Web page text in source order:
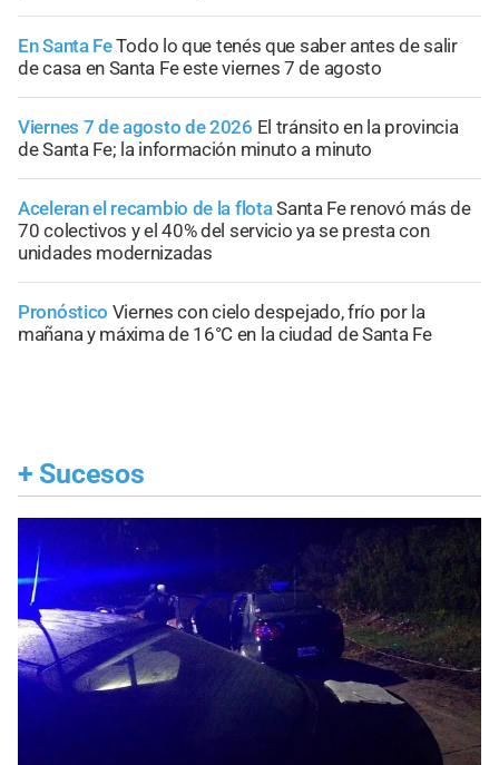
En Santa FeTodo lo que tenés que saber antes de salir
de casa en Santa Fe este viernes 7 de agosto
Viernes 7 de agosto de 2026 El tránsito en la provincia
de Santa Fe; la información minuto a minuto
Aceleran el recambio de la flotaSanta Fe renovó más de
70 colectivos y el 40% del servicio ya se presta con
unidades modernizadas
Pronóstico Viernes con cielo despejado, frío por la
mañana y máxima de 16°C en la ciudad de Santa Fe
+ Sucesos